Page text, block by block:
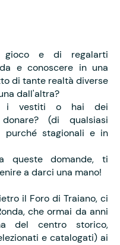
e di regalarti
e conoscere in una
di tante realtà diverse
dall'altra?
i vestiti o hai dei
(di qualsiasi
purché stagionali e in
queste domande, ti
a darci una mano!
il Foro di Traiano, ci
che ormai da anni
del centro storico,
e catalogati) ai